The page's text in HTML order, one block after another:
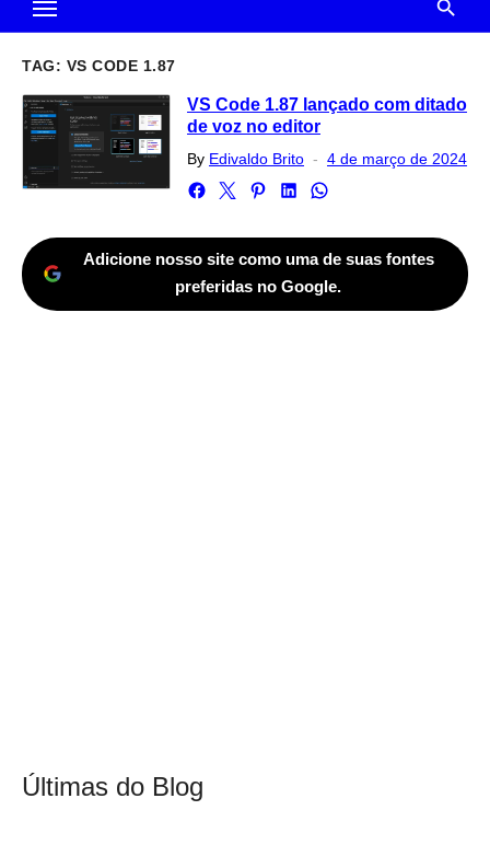
TAG: VS CODE 1.87
VS Code 1.87 lançado com ditado
de voz no editor
By Edivaldo Brito
Posted
4 de março de 2024
Adicione nosso site como uma de suas fontes
preferidas no Google.
Últimas do Blog